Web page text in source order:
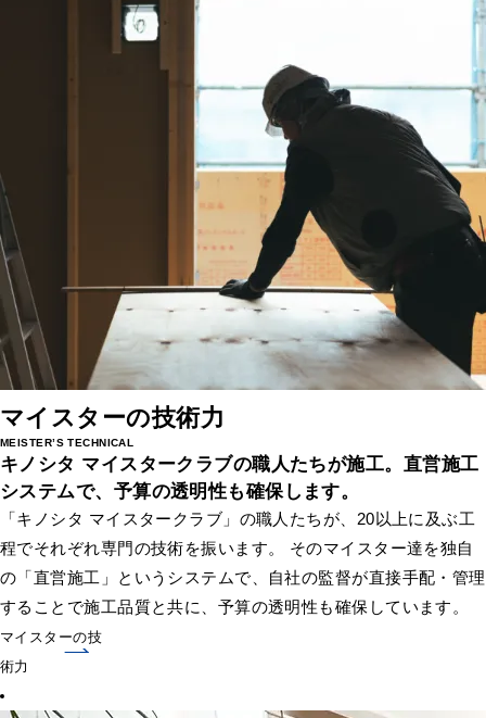
マイスターの技術力
MEISTER’S TECHNICAL
キノシタ マイスタークラブの職人たちが施工。 直営施工
システムで、予算の透明性も確保します。
「キノシタ マイスタークラブ」の職人たちが、20以上に及ぶ工
程でそれぞれ専門の技術を振います。 そのマイスター達を独自
の「直営施工」というシステムで、自社の監督が直接手配・管理
することで施工品質と共に、予算の透明性も確保しています。
マイスターの技
術力